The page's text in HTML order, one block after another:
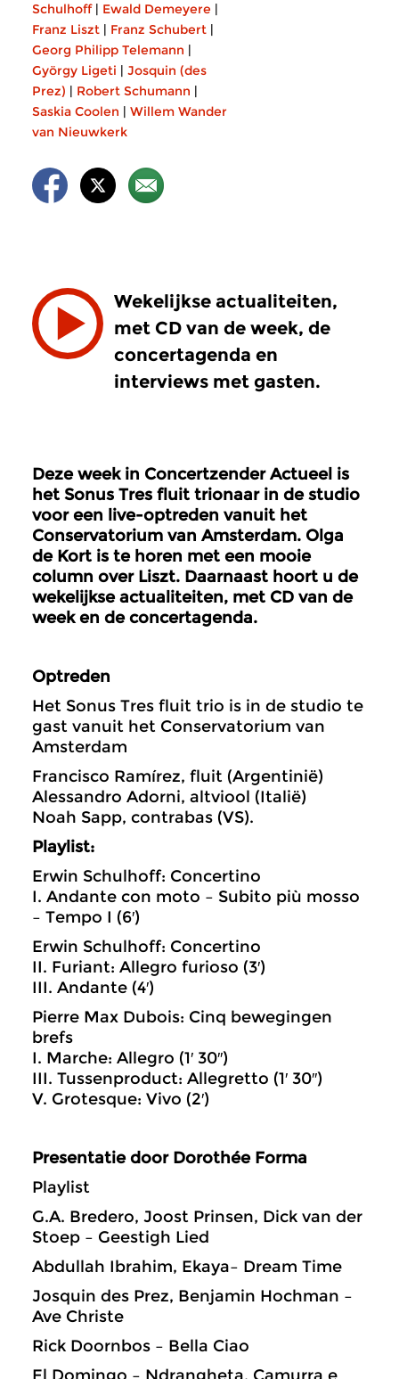
Schulhoff| Ewald Demeyere |
Franz Liszt | Franz Schubert |
Georg Philipp Telemann |
György Ligeti | Josquin (des
Prez) | Robert Schumann |
Saskia Coolen | Willem Wander
van Nieuwkerk
Wekelijkse actualiteiten,
met CD van de week, de
concertagenda en
interviews met gasten.
Deze week in Concertzender Actueel is
het Sonus Tres fluit trionaar in de studio
voor een live-optreden vanuit het
Conservatorium van Amsterdam. Olga
de Kort is te horen met een mooie
column over Liszt. Daarnaast hoort u de
wekelijkse actualiteiten, met CD van de
week en de concertagenda.
Optreden
Het Sonus Tres fluit trio is in de studio te
gast vanuit het Conservatorium van
Amsterdam
Francisco Ramírez, fluit (Argentinië)
Alessandro Adorni, altviool (Italië)
Noah Sapp, contrabas (VS).
Playlist:
Erwin Schulhoff: Concertino
I. Andante con moto – Subito più mosso
– Tempo I (6′)
Erwin Schulhoff: Concertino
II. Furiant: Allegro furioso (3′)
III. Andante (4′)
Pierre Max Dubois: Cinq bewegingen
brefs
I. Marche: Allegro (1′ 30″)
III. Tussenproduct: Allegretto (1′ 30″)
V. Grotesque: Vivo (2′)
Presentatie door Dorothée Forma
Playlist
G.A. Bredero, Joost Prinsen, Dick van der
Stoep – Geestigh Lied
Abdullah Ibrahim, Ekaya– Dream Time
Josquin des Prez, Benjamin Hochman –
Ave Christe
Rick Doornbos – Bella Ciao